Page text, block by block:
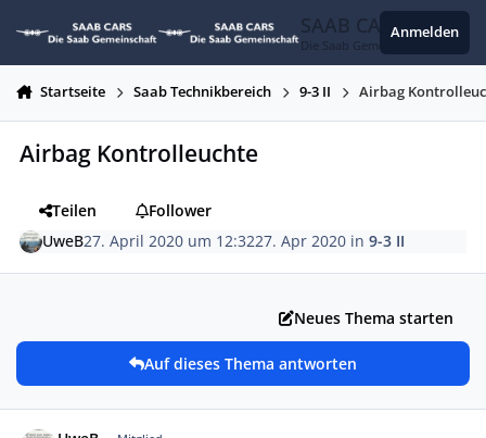
SAAB CARS
Die Saab Gemeinschaft
Anmelden
Startseite Saab Technikbereich 9-3 II Airbag
Airbag Kontrolleuchte
Teilen
Follower
UweB27. April 2020 um 12:3227. Apr 2020 in9-3 II
Neues Thema starten
Auf dieses Thema antworten